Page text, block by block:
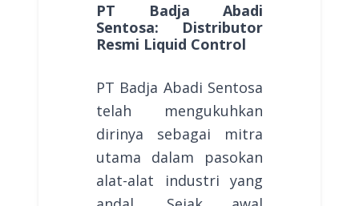
PT Badja Abadi
Sentosa: Distributor
Resmi Liquid Control
PT Badja Abadi Sentosa
telah mengukuhkan
dirinya sebagai mitra
utama dalam pasokan
alat-alat industri yang